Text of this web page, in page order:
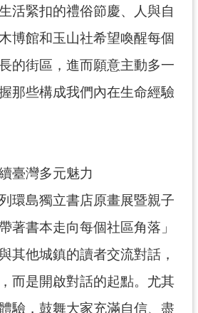
活緊扣的禮俗節慶、人與自
館和玉山社希望喚醒每個
的街區，進而願意主動多一
那些構成我們內在生命經驗
臺灣多元魅力
環島獨立書店原畫展暨親子
著書本走向每個社區角落」
其他城鎮的讀者交流對話，
而是開啟對話的起點。尤其
驗，鼓舞大家充滿自信、盡